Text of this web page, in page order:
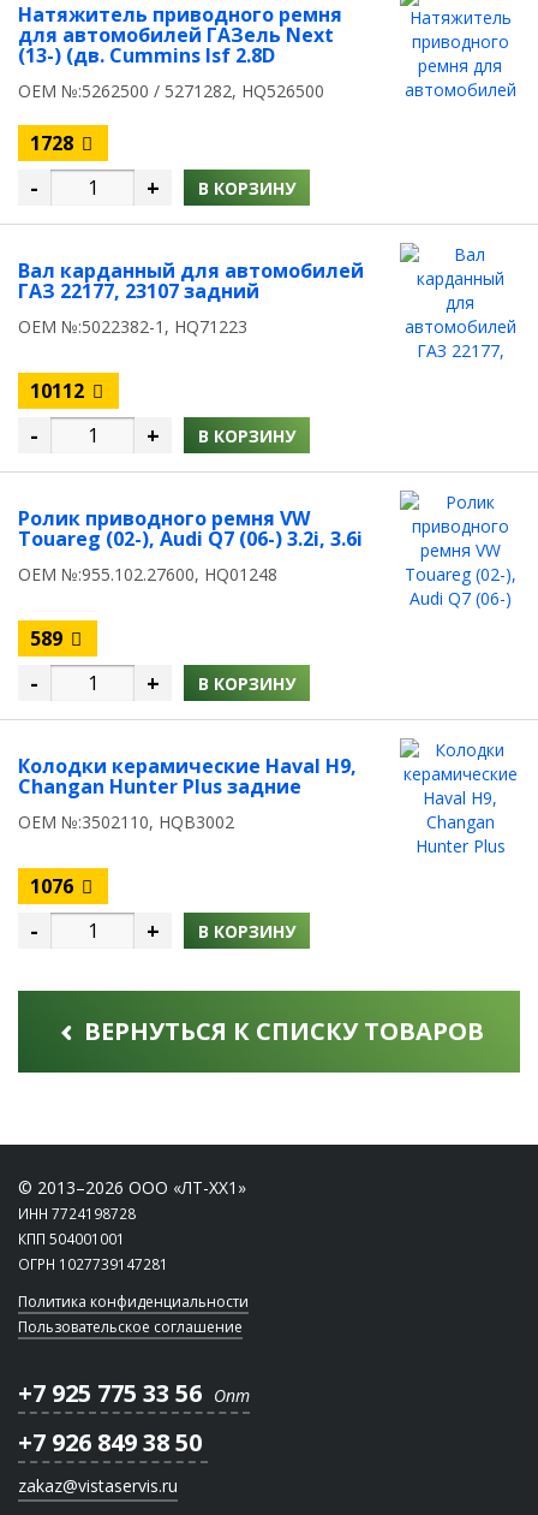
Натяжитель приводного ремня
для автомобилей ГАЗель Next
(13-) (дв. Cummins Isf 2.8D
OEM №:5262500 / 5271282, HQ526500
1728
- + В КОРЗИНУ
Вал карданный для автомобилей
ГАЗ 22177, 23107 задний
OEM №:5022382-1, HQ71223
10112
- + В КОРЗИНУ
Ролик приводного ремня VW
Touareg (02-), Audi Q7 (06-) 3.2i, 3.6i
OEM №:955.102.27600, HQ01248
589
- + В КОРЗИНУ
Колодки керамические Haval H9,
Changan Hunter Plus задние
OEM №:3502110, HQB3002
1076
- + В КОРЗИНУ
ВЕРНУТЬСЯ К СПИСКУ ТОВАРОВ
© 2013–2026 ООО «ЛТ-ХХ1»
ИНН 7724198728
КПП 504001001
ОГРН 1027739147281
Политика конфиденциальности
Пользовательское соглашение
+7 925 775 33 56 Опт
+7 926 849 38 50
zakaz@vistaservis.ru